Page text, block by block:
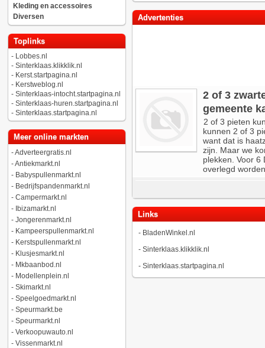
Kleding en accessoires
Diversen
Toplinks
- Lobbes.nl
- Sinterklaas.klikklik.nl
- Kerst.startpagina.nl
- Kerstweblog.nl
- Sinterklaas-intocht.startpagina.nl
- Sinterklaas-huren.startpagina.nl
- Sinterklaas.startpagina.nl
Meer online markten
-Adverteergratis.nl
-Antiekmarkt.nl
- Babyspullenmarkt.nl
- Bedrijfspandenmarkt.nl
- Campermarkt.nl
- Ibizamarkt.nl
- Jongerenmarkt.nl
- Kampeerspullenmarkt.nl
- Kerstspullenmarkt.nl
- Klusjesmarkt.nl
- Mkbaanbod.nl
- Modellenplein.nl
- Skimarkt.nl
- Speelgoedmarkt.nl
- Speurmarkt.be
- Speurmarkt.nl
- Verkoopuwauto.nl
- Vissenmarkt.nl
Advertenties
2 of 3
gemeente
2 of 3 pieten
kunnen 2 of 3
want dat is
zijn. Maar we
plekken. Voor 6
overlegd
Links
- BladenWinkel.nl
- Sinterklaas.klikklik.nl
- Sinterklaas.startpagina.nl